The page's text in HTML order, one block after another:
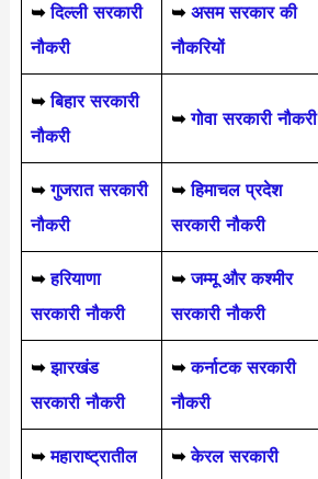
➥ दिल्ली सरकारी
नौकरी
➥ असम सरकार की
नौकरियों
➥बिहार सरकारी
नौकरी
➥गोवा सरकारी नौकरी
➥ गुजरात सरकारी
नौकरी
➥हिमाचल प्रदेश
सरकारी नौकरी
➥हरियाणा
सरकारी नौकरी
➥जम्मू और कश्मीर
सरकारी नौकरी
➥ झारखंड
सरकारी नौकरी
➥ कर्नाटक सरकारी
नौकरी
➥ महाराष्ट्रातील
➥ केरल सरकारी